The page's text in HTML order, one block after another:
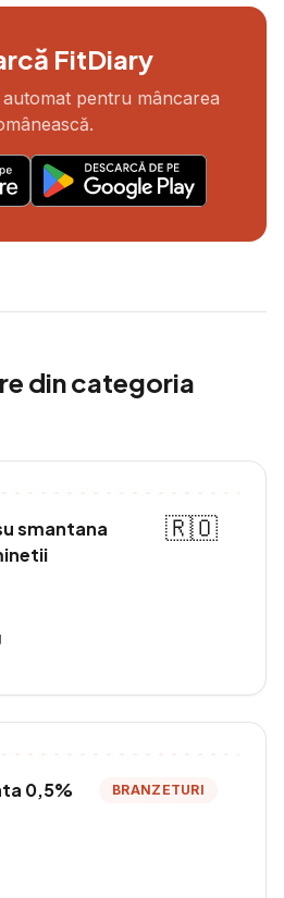
FitDiary
pentru mâncarea
din categoria
smantana
🇷🇴
0,5%
BRANZETURI